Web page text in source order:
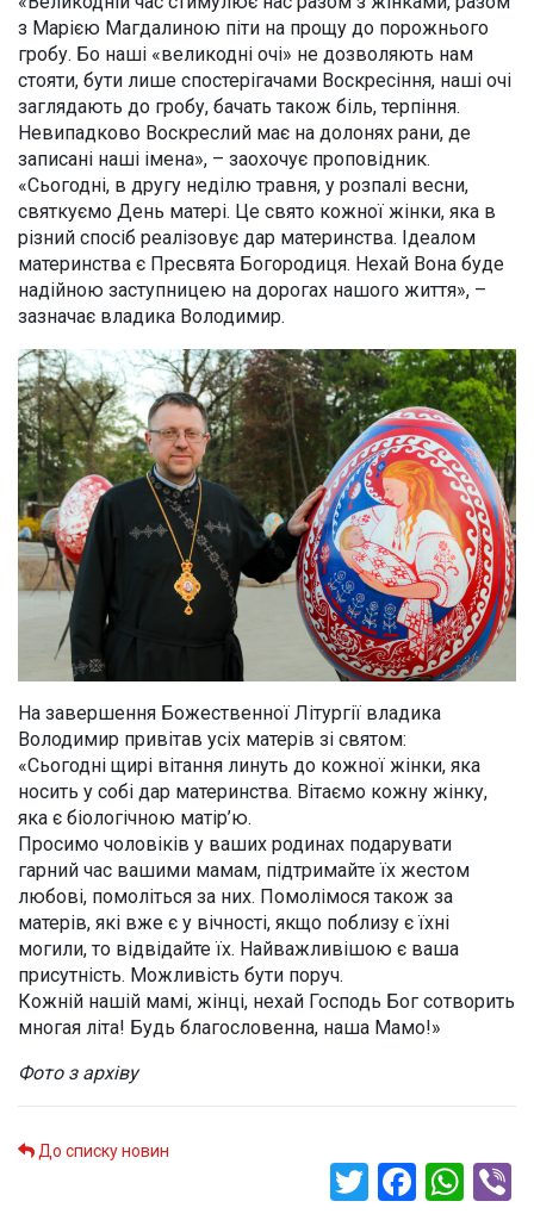
з Марією Магдалиною піти на прощу до порожнього
гробу. Бо наші «великодні очі» не дозволяють нам
стояти, бути лише спостерігачами Воскресіння, наші очі
заглядають до гробу, бачать також біль, терпіння.
Невипадково Воскреслий має на долонях рани, де
записані наші імена», – заохочує проповідник.
«Сьогодні, в другу неділю травня, у розпалі весни,
святкуємо День матері. Це свято кожної жінки, яка в
різний спосіб реалізовує дар материнства. Ідеалом
материнства є Пресвята Богородиця. Нехай Вона буде
надійною заступницею на дорогах нашого життя», –
зазначає владика Володимир.
На завершення Божественної Літургії владика
Володимир привітав усіх матерів зі святом:
«Сьогодні щирі вітання линуть до кожної жінки, яка
носить у собі дар материнства. Вітаємо кожну жінку,
яка є біологічною матір’ю.
Просимо чоловіків у ваших родинах подарувати
гарний час вашими мамам, підтримайте їх жестом
любові, помоліться за них. Помолімося також за
матерів, які вже є у вічності, якщо поблизу є їхні
могили, то відвідайте їх. Найважливішою є ваша
присутність. Можливість бути поруч.
Кожній нашій мамі, жінці, нехай Господь Бог сотворить
многая літа! Будь благословенна, наша Мамо!»
Фото з архіву
До списку новин
Twitter